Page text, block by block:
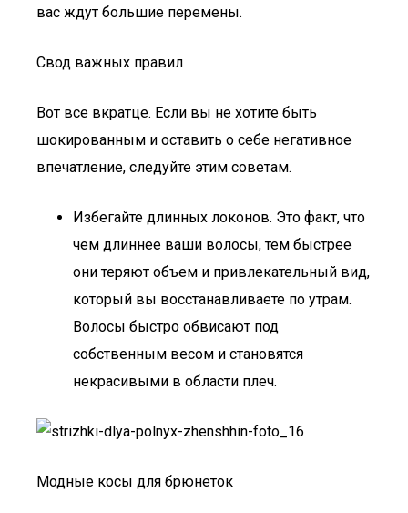
вас ждут большие перемены.
Свод важных правил
Вот все вкратце. Если вы не хотите быть
шокированным и оставить о себе негативное
впечатление, следуйте этим советам.
Избегайте длинных локонов. Это факт, что
чем длиннее ваши волосы, тем быстрее
они теряют объем и привлекательный вид,
который вы восстанавливаете по утрам.
Волосы быстро обвисают под
собственным весом и становятся
некрасивыми в области плеч.
Модные косы для брюнеток